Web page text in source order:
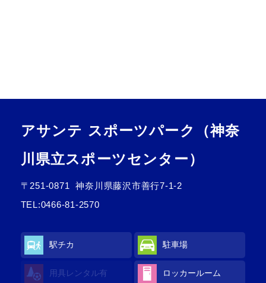
アサンテ スポーツパーク（神奈
川県立スポーツセンター）
〒251-0871
神奈川県藤沢市善行7-1-2
TEL:0466-81-2570
駅チカ 駐車場
用具レンタル有 ロッカールーム